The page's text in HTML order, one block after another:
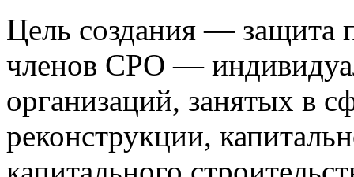
Цель создания — защита
членов СРО —
организаций, занятых в
реконструкции,